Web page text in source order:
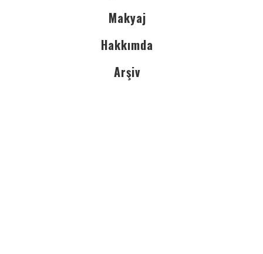
Makyaj
Hakkımda
Arşiv